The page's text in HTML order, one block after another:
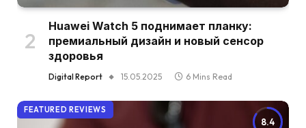
Huawei Watch 5 поднимает планку:
премиальный дизайн и новый сенсор
здоровья
Digital Report 15.05.2025 6 Mins Read
8.4
FEATURED REVIEWS